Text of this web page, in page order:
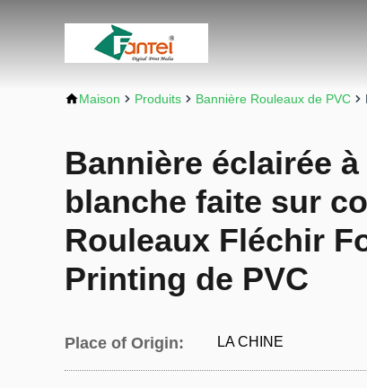
Maison Produits Bannière Rouleaux de PVC
Bannière éclairée
blanche faite sur
Rouleaux Fléchir
Printing de PVC
Place of Origin: LA CHINE